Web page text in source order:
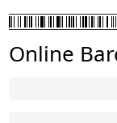
Online